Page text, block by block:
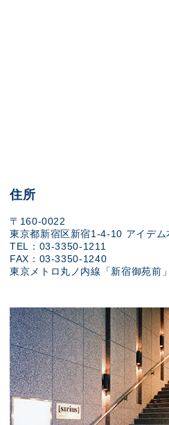
住所
〒160-0022
東京都新宿区新宿1-4-10 アイデム
TEL：03-3350-1211
FAX：03-3350-1240
東京メトロ丸ノ内線「新宿御苑前